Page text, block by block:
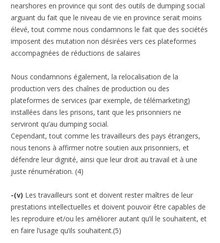
nearshores en province qui sont des outils de dumping social
arguant du fait que le niveau de vie en province serait moins
élevé, tout comme nous condamnons le fait que des sociétés
imposent des mutation non désirées vers ces plateformes
accompagnées de réductions de salaires
Nous condamnons également, la relocalisation de la
production vers des chaînes de production ou des
plateformes de services (par exemple, de télémarketing)
installées dans les prisons, tant que les prisonniers ne
serviront qu’au dumping social.
Cependant, tout comme les travailleurs des pays étrangers,
nous tenons à affirmer notre soutien aux prisonniers, et
défendre leur dignité, ainsi que leur droit au travail et à une
juste rénumération. (4)
-(v) Les travailleurs sont et doivent rester maîtres de leur
prestations intellectuelles et doivent pouvoir être capables de
les reproduire et/ou les améliorer autant qu’il le souhaitent, et
en faire l’usage qu’ils souhaitent.(5)